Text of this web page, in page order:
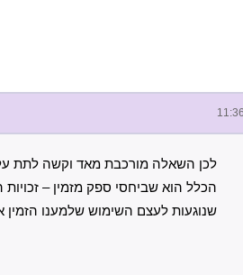
לכן השאלה מורכבת מאד וקשה לתת
הכלל הוא שביחסי ספק מזמין –
שנוגעות לעצם השימוש שלמענו הזמין